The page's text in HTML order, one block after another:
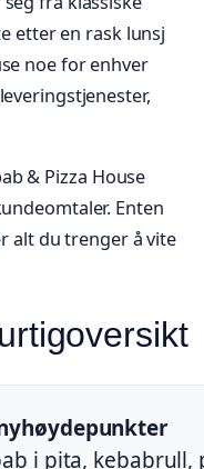
etter en rask lunsj
noe for enhver
& Pizza House
Enten
alt du trenger å vite
i pita, kebabrull,